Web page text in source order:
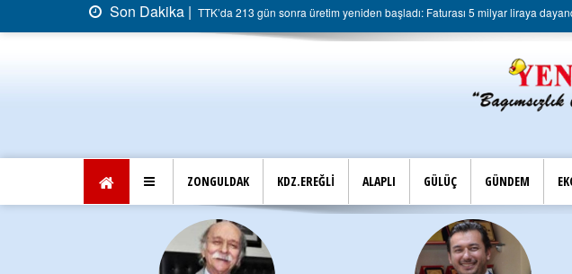
Son Dakika | TTK’da 213 gün sonra üretim yeniden başladı: Faturası 5 milyar liraya
ZONGULDAK KDZ.EREĞLİ ALAPLI GÜLÜÇ GÜNDEM